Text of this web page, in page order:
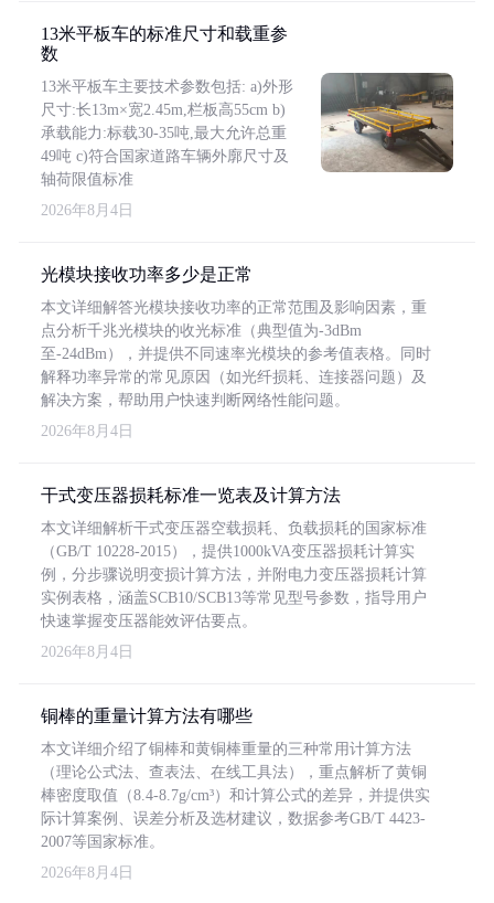
13米平板车的标准尺寸和载重参
数
13米平板车主要技术参数包括: a)外形
尺寸:长13m×宽2.45m,栏板高55cm b)
承载能力:标载30-35吨,最大允许总重
49吨 c)符合国家道路车辆外廓尺寸及
轴荷限值标准
2026年8月4日
光模块接收功率多少是正常
本文详细解答光模块接收功率的正常范围及影响因素，重
点分析千兆光模块的收光标准（典型值为-3dBm
至-24dBm），并提供不同速率光模块的参考值表格。同时
解释功率异常的常见原因（如光纤损耗、连接器问题）及
解决方案，帮助用户快速判断网络性能问题。
2026年8月4日
干式变压器损耗标准一览表及计算方法
本文详细解析干式变压器空载损耗、负载损耗的国家标准
（GB/T 10228-2015），提供1000kVA变压器损耗计算实
例，分步骤说明变损计算方法，并附电力变压器损耗计算
实例表格，涵盖SCB10/SCB13等常见型号参数，指导用户
快速掌握变压器能效评估要点。
2026年8月4日
铜棒的重量计算方法有哪些
本文详细介绍了铜棒和黄铜棒重量的三种常用计算方法
（理论公式法、查表法、在线工具法），重点解析了黄铜
棒密度取值（8.4-8.7g/cm³）和计算公式的差异，并提供实
际计算案例、误差分析及选材建议，数据参考GB/T 4423-
2007等国家标准。
2026年8月4日